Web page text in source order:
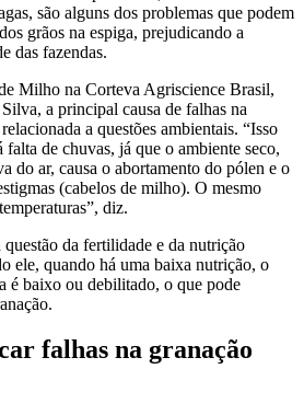
são alguns dos problemas que podem
grãos na espiga, prejudicando a
das fazendas.
Milho na Corteva Agriscience Brasil,
a principal causa de falhas na
a questões ambientais. “Isso
de chuvas, já que o ambiente seco,
do ar, causa o abortamento do pólen e o
(cabelos de milho). O mesmo
diz.
da fertilidade e da nutrição
ele, quando há uma baixa nutrição, o
é baixo ou debilitado, o que pode
falhas na granação